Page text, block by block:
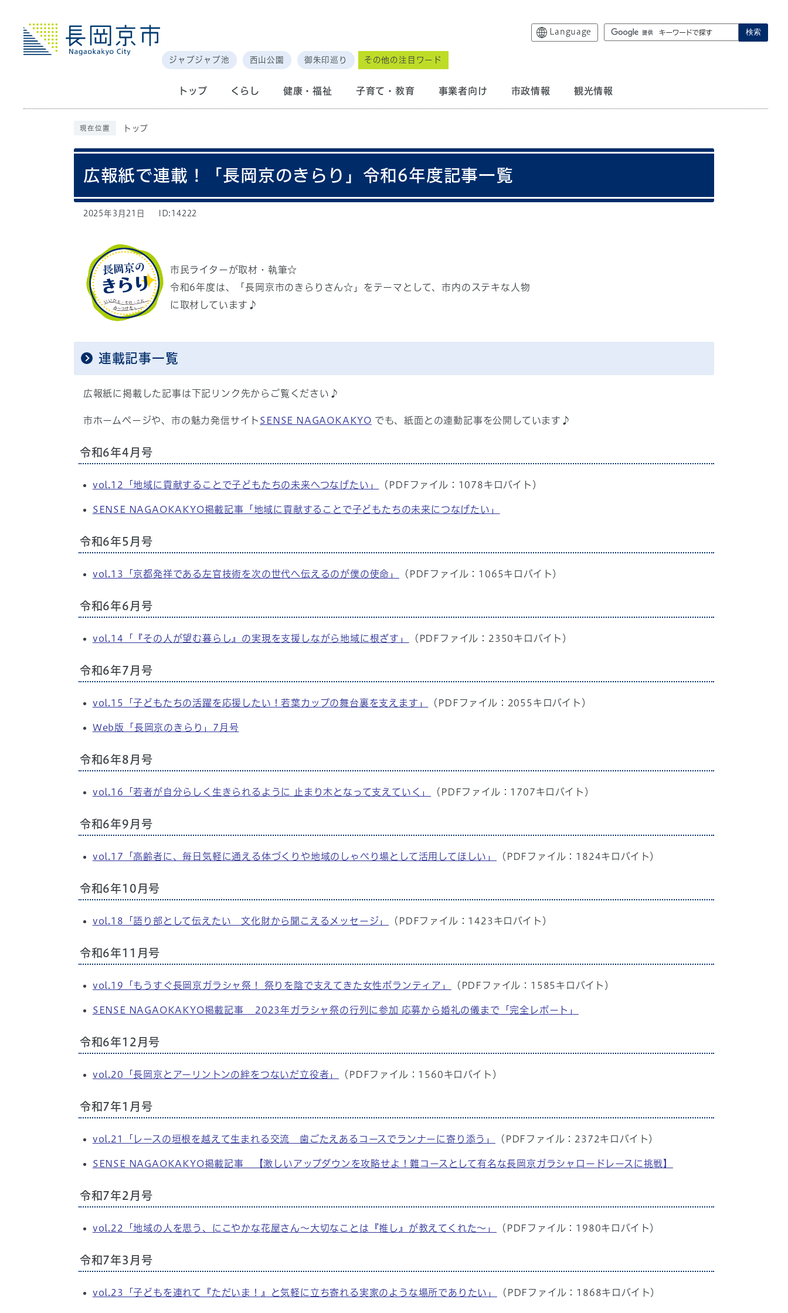
Language 検索
ジャブジャブ池 西山公園 御朱印巡り その他の注目ワード
トップ くらし 健康・福祉 子育て・教育 事業者向け 市政情報 観光情報
現在位置 トップ
広報紙で連載！「長岡京のきらり」令和6年度記事一覧
2025年3月21日 ID:14222
市民ライターが取材・執筆☆
令和6年度は、「長岡京市のきらりさん☆」をテーマとして、市内のステキな人物
に取材しています♪
連載記事一覧
広報紙に掲載した記事は下記リンク先からご覧ください♪
市ホームページや、市の魅力発信サイト SENSE NAGAOKAKYO でも、紙面との連動記事を公開しています♪
令和6年4月号
vol.12「地域に貢献することで子どもたちの未来へつなげたい」 （PDFファイル：1078キロバイト）
SENSE NAGAOKAKYO掲載記事「地域に貢献することで子どもたちの未来につなげたい」
令和6年5月号
vol.13「京都発祥である左官技術を次の世代へ伝えるのが僕の使命」 （PDFファイル：1065キロバイト）
令和6年6月号
vol.14「『その人が望む暮らし』の実現を支援しながら地域に根ざす」 （PDFファイル：2350キロバイト）
令和6年7月号
vol.15「子どもたちの活躍を応援したい！若葉カップの舞台裏を支えます」 （PDFファイル：2055キロバイト）
Web版「長岡京のきらり」7月号
令和6年8月号
vol.16「若者が自分らしく生きられるように 止まり木となって支えていく」 （PDFファイル：1707キロバイト）
令和6年9月号
vol.17「高齢者に、毎日気軽に通える体づくりや地域のしゃべり場として活用してほしい」 （PDFファイル：1824キロバイト）
令和6年10月号
vol.18「語り部として伝えたい 文化財から聞こえるメッセージ」 （PDFファイル：1423キロバイト）
令和6年11月号
vol.19「もうすぐ長岡京ガラシャ祭！ 祭りを陰で支えてきた女性ボランティア」 （PDFファイル：1585キロバイト）
SENSE NAGAOKAKYO掲載記事 2023年ガラシャ祭の行列に参加 応募から婚礼の儀まで「完全レポート」
令和6年12月号
vol.20「長岡京とアーリントンの絆をつないだ立役者」 （PDFファイル：1560キロバイト）
令和7年1月号
vol.21「レースの垣根を越えて生まれる交流 歯ごたえあるコースでランナーに寄り添う」 （PDFファイル：2372キロバイト）
SENSE NAGAOKAKYO掲載記事 【激しいアップダウンを攻略せよ！難コースとして有名な長岡京ガラシャロードレースに挑戦】
令和7年2月号
vol.22「地域の人を思う、にこやかな花屋さん〜大切なことは『推し』が教えてくれた〜」 （PDFファイル：1980キロバイト）
令和7年3月号
vol.23「子どもを連れて『ただいま！』と気軽に立ち寄れる実家のような場所でありたい」 （PDFファイル：1868キロバイト）